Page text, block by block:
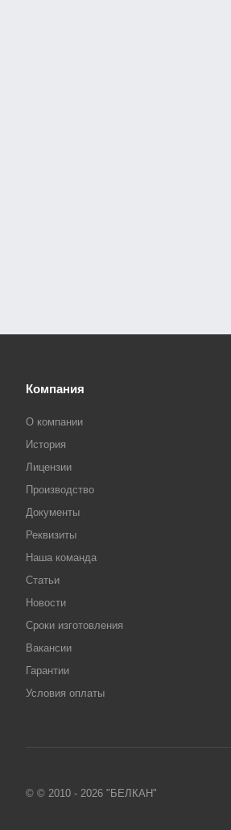
Компания
О компании
История
Лицензии
Производство
Документы
Реквизиты
Наша команда
Статьи
Новости
Сроки изготовления
Вакансии
Гарантии
Условия оплаты
© © 2010 - 2026 "БЕЛКАН"